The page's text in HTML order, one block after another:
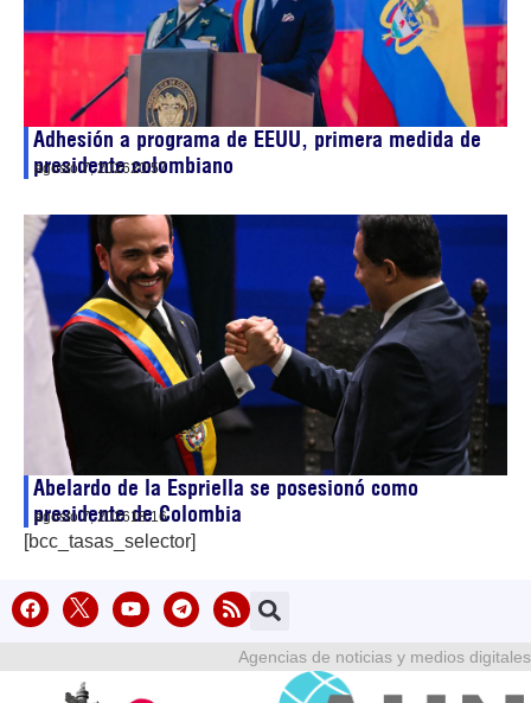
Adhesión a programa de EEUU, primera medida de
presidente colombiano
agosto 7, 202620:57
Abelardo de la Espriella se posesionó como
presidente de Colombia
agosto 7, 202618:16
[bcc_tasas_selector]
Agencias de noticias y medios digitales